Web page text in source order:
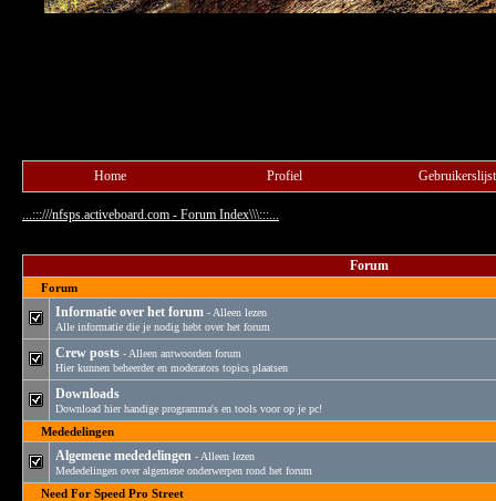
Home Profiel Gebruikerslijst
...:::///nfsps.activeboard.com - Forum Index\\\:::...
Forum
Forum
Informatie over het forum - Alleen lezen
Alle informatie die je nodig hebt over het forum
Crew posts - Alleen antwoorden forum
Hier kunnen beheerder en moderators topics plaatsen
Downloads
Download hier handige programma's en tools voor op je pc!
Mededelingen
Algemene mededelingen - Alleen lezen
Mededelingen over algemene onderwerpen rond het forum
Need For Speed Pro Street